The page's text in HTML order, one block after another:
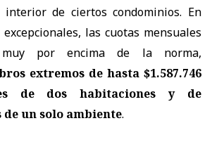
de ciertos condominios. En
las cuotas mensuales
por encima de la norma,
extremos de hasta $1.587.746
de dos habitaciones y de
de un solo ambiente.